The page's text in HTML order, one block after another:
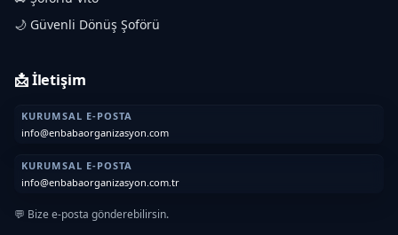
🌙 Güvenli Dönüş Şoförü
📩 İletişim
KURUMSAL E-POSTA
info@enbabaorganizasyon.com
KURUMSAL E-POSTA
info@enbabaorganizasyon.com.tr
💬 Bize e-posta gönderebilirsin.